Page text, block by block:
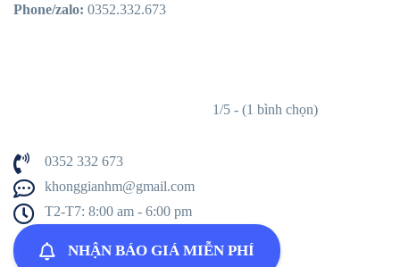
Phone/zalo: 0352.332.673
1/5 - (1 bình chọn)
0352 332 673
khonggianhm@gmail.com
T2-T7: 8:00 am - 6:00 pm
NHẬN BÁO GIÁ MIỄN PHÍ